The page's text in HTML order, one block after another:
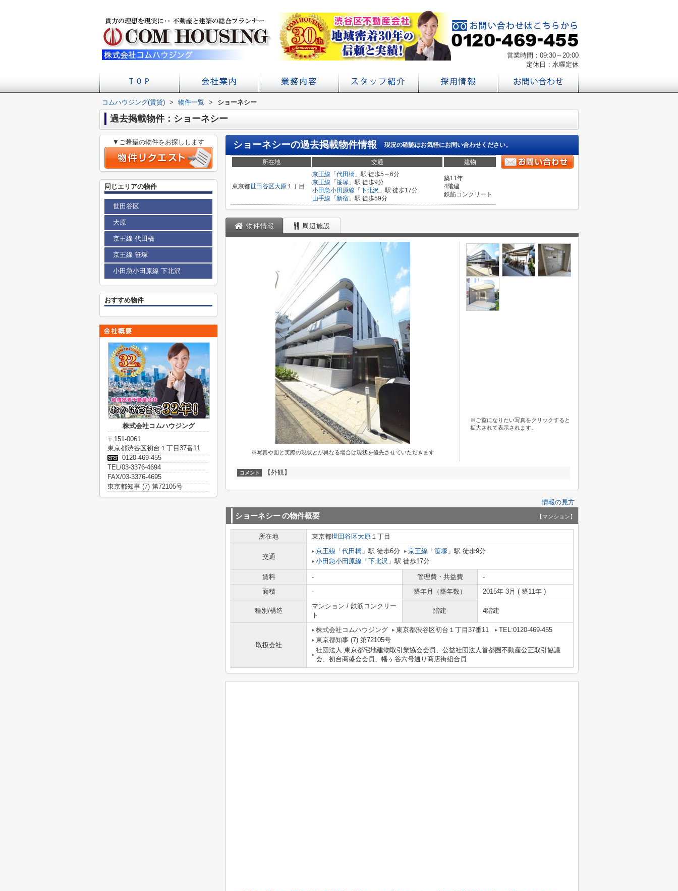
営業時間：09:30～20:00
定休日：水曜定休
店舗へのアクセス
会社概要
コムハウジング(賃貸) > 物件一覧 > ショーネシー
過去掲載物件：ショーネシー
ショーネシーの過去掲載物件情報 現況の確認はお気軽にお問い合わせください。
所在地 交通 建物
東京都世田谷区大原 １丁目
京王線 「 代田橋 」駅 徒歩5～6分
京王線 「 笹塚 」駅 徒歩9分
小田急小田原線 「 下北沢 」駅 徒歩17分
山手線 「 新宿 」駅 徒歩59分
築11年
4階建
鉄筋コンクリート
物件情報 周辺施設
※写真や図と実際の現状とが異なる場合は現状を優先させていただきます
※ご覧になりたい写真をクリックすると
拡大されて表示されます。
コメント 【外観】
情報の見方
ショーネシーの物件概要 【マンション】
所在地 東京都世田谷区大原 １丁目
交通
京王線 「 代田橋 」駅 徒歩6分 京王線 「 笹塚 」駅 徒歩9分
小田急小田原線 「 下北沢 」駅 徒歩17分
賃料 - 管理費・共益費
-
面積
- 築年月（築年数） 2015年 3月 ( 築11年 )
種別/構造
マンション / 鉄筋コンクリー
ト
階建 4階建
取扱会社
株式会社コムハウジング 東京都渋谷区初台１丁目37番11
TEL:0120-469-455
東京都知事 (7) 第72105号
社団法人 東京都宅地建物取引業協会会員、公益社団法人首都圏不動産公正取引協議
会、初台商盛会会員、幡ヶ谷六号通り商店街組合員
▼ご希望の物件をお探しします
同じエリアの物件
世田谷区
大原
京王線 代田橋
京王線 笹塚
小田急小田原線 下北沢
おすすめ物件
株式会社コムハウジング
〒151-0061
東京都渋谷区初台１丁目37番11
0120-469-455
TEL/03-3376-4694
FAX/03-3376-4695
東京都知事 (7) 第72105号